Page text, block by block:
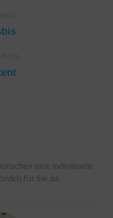
Previous
Next
eine individuelle
für Sie da.